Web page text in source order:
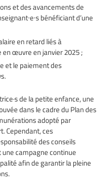
et des avancements de
bénéficiant d’une
en retard liés à
œuvre en janvier 2025 ;
et le paiement des
de la petite enfance, une
dans le cadre du Plan des
adopté par
Cependant, ces
des conseils
campagne continue
afin de garantir la pleine